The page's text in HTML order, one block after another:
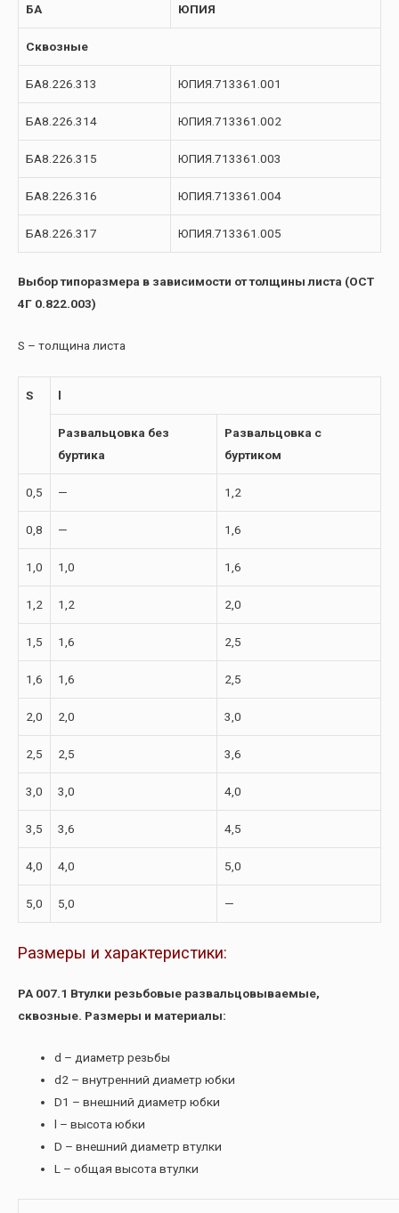
БА ЮПИЯ
Сквозные
БА8.226.313 ЮПИЯ.713361.001
БА8.226.314 ЮПИЯ.713361.002
БА8.226.315 ЮПИЯ.713361.003
БА8.226.316 ЮПИЯ.713361.004
БА8.226.317 ЮПИЯ.713361.005
Выбор типоразмера в зависимости от толщины листа (ОСТ
4Г 0.822.003)
S – толщина листа
S l
Развальцовка без
буртика
Развальцовка с
буртиком
0,5 — 1,2
0,8 — 1,6
1,0 1,0 1,6
1,2 1,2 2,0
1,5 1,6 2,5
1,6 1,6 2,5
2,0 2,0 3,0
2,5 2,5 3,6
3,0 3,0 4,0
3,5 3,6 4,5
4,0 4,0 5,0
5,0 5,0 —
Размеры и характеристики:
РА 007.1 Втулки резьбовые развальцовываемые,
сквозные. Размеры и материалы:
d – диаметр резьбы
d2 – внутренний диаметр юбки
D1 – внешний диаметр юбки
l – высота юбки
D – внешний диаметр втулки
L – общая высота втулки